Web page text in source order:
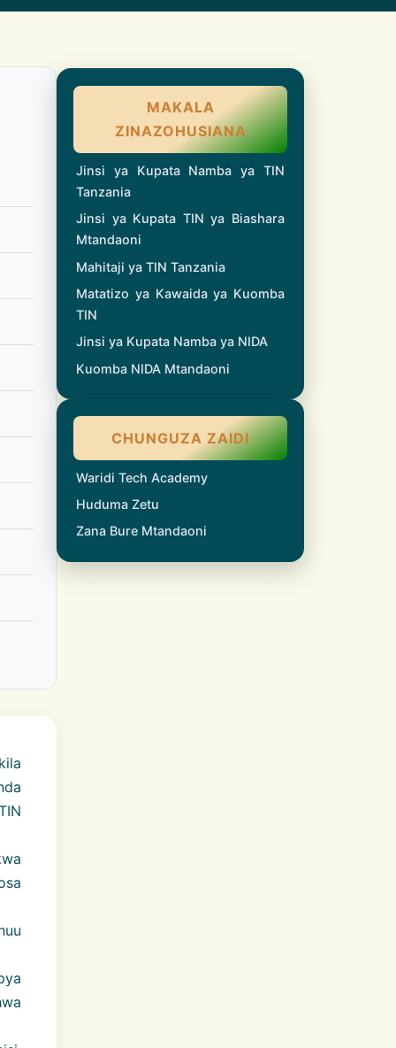
MAKALA
ZINAZOHUSIANA
Jinsi ya Kupata Namba ya TIN
Tanzania
Jinsi ya Kupata TIN ya Biashara
Mtandaoni
Mahitaji ya TIN Tanzania
Matatizo ya Kawaida ya Kuomba
TIN
Jinsi ya Kupata Namba ya NIDA
Kuomba NIDA Mtandaoni
CHUNGUZA ZAIDI
Waridi Tech Academy
Huduma Zetu
Zana Bure Mtandaoni